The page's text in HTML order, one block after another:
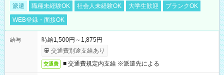
派遣 職種未経験OK 社会人未経験OK 大学生歓迎
ブランクOK
WEB登録・面接OK
給与
時給1,500円～1,875円
交通費別途支給あり
交通費 ■ 交通費規定内支給 ※派遣先による